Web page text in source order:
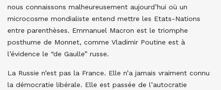
nous connaissons malheureusement aujourd’hui où un
microcosme mondialiste entend mettre les Etats-Nations
entre parenthèses. Emmanuel Macron est le triomphe
posthume de Monnet, comme Vladimir Poutine est à
l’évidence le “de Gaulle” russe.
La Russie n’est pas la France. Elle n’a jamais vraiment connu
la démocratie libérale. Elle est passée de l’autocratie